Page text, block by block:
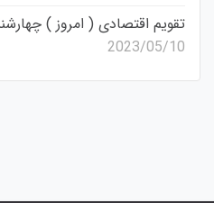
تقویم اقتصادی ( امروز ) چهارشنبه۱۰ می
2023/05/10